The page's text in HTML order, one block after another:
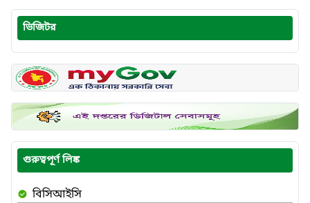
ভিজিটর
গুরুত্বপূর্ণ লিঙ্ক
বিসিআইসি